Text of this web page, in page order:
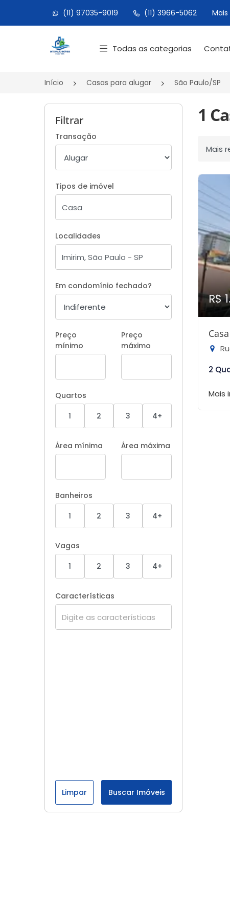
(11) 97035-9019 (11) 3966-5062
Página inicial
Todas as categorias
Início Casas para alugar São Paulo/SP
Filtrar
Transação
Tipos de imóvel
Localidades
Em condomínio fechado?
Preço
mínimo
Preço
máximo
Quartos
1
2 3 4+
Área mínima Área máxima
Banheiros
1
2 3 4+
Vagas
1
2 3 4+
Características
Limpar Buscar Imóveis
1
R$
2
Mais